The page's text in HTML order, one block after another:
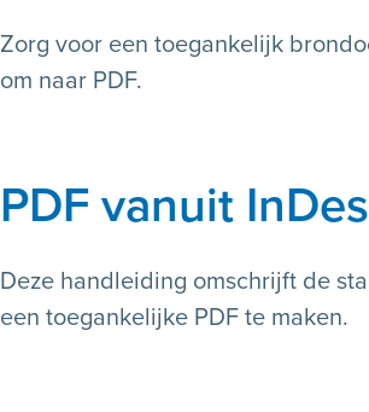
Zorg voor een toegankelijk
om naar PDF.
PDF vanuit
Deze handleiding omschrijft de
een toegankelijke PDF te maken.